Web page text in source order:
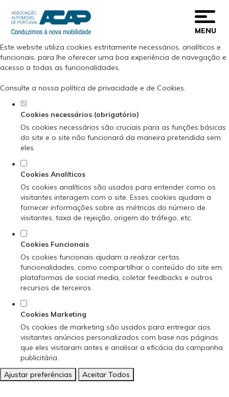
Defina as suas preferências de cookies
para este website.
Este website utiliza cookies estritamente necessários, analíticos e
funcionais, para lhe oferecer uma boa experiência de navegação e
acesso a todas as funcionalidades.
Consulte a nossa política de privacidade e de Cookies.
Cookies necessários (obrigatório)
Os cookies necessários são cruciais para as funções básicas
do site e o site não funcionará da maneira pretendida sem
eles
Cookies Analíticos
Os cookies analíticos são usados para entender como os
visitantes interagem com o site. Esses cookies ajudam a
fornecer informações sobre as métricas do número de
visitantes, taxa de rejeição, origem do tráfego, etc.
Cookies Funcionais
Os cookies funcionais ajudam a realizar certas
funcionalidades, como compartilhar o conteúdo do site em
plataformas de social media, coletar feedbacks e outros
recursos de terceiros.
Cookies Marketing
Os cookies de marketing são usados para entregar aos
visitantes anúncios personalizados com base nas páginas
que eles visitaram antes e analisar a eficácia da campanha
publicitária.
Ajustar preferências
Aceitar Todos
MENU